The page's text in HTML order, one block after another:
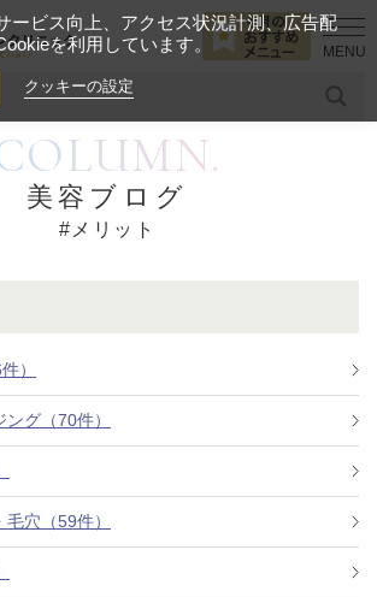
リフト ヒアルロン酸
今月のおすすめメニュー
て
美容ブログ
#メリット
）
グ（70件）
穴（59件）
ービス向上、アクセス状況計測、広告配
を利用しています。
クッキーの設定